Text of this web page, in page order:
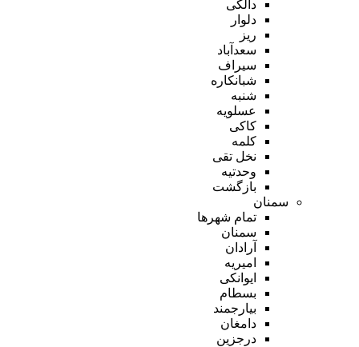
دالکی
دلوار
ریز
سعدآباد
سیراف
شبانکاره
شنبه
عسلویه
کاکی
کلمه
نخل تقی
وحدتیه
بازگشت
سمنان
تمام شهر‌ها
سمنان
آرادان
امیریه
ایوانکی
بسطام
بیارجمند
دامغان
درجزین